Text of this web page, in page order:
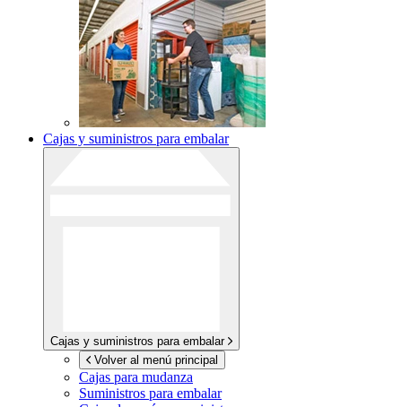
Cajas y suministros para embalar
Cajas y suministros para embalar
Volver al menú principal
Cajas para mudanza
Suministros para embalar